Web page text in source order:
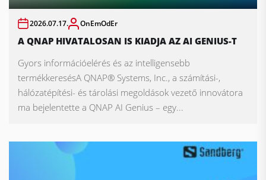
2026.07.17. OnEmOdEr
A QNAP HIVATALOSAN IS KIADJA AZ AI GENIUS-T
Gyors információelérés és az intelligensebb
termékkeresésA QNAP® Systems, Inc., a számítási-,
hálózatépítési- és tárolási megoldások vezető innovátora
ma bejelentette a QNAP AI Genius – egy...